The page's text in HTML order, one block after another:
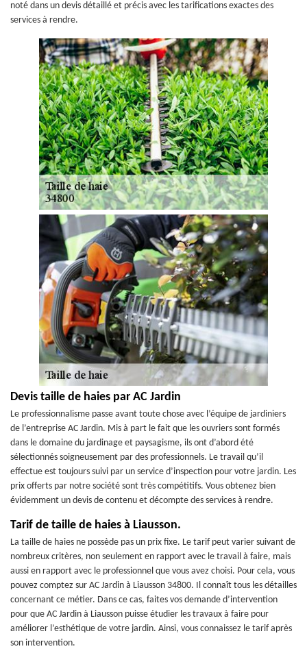
noté dans un devis détaillé et précis avec les tarifications exactes des
services à rendre.
Devis taille de haies par AC Jardin
Le professionnalisme passe avant toute chose avec l’équipe de jardiniers
de l’entreprise AC Jardin. Mis à part le fait que les ouvriers sont formés
dans le domaine du jardinage et paysagisme, ils ont d’abord été
sélectionnés soigneusement par des professionnels. Le travail qu’il
effectue est toujours suivi par un service d’inspection pour votre jardin. Les
prix offerts par notre société sont très compétitifs. Vous obtenez bien
évidemment un devis de contenu et décompte des services à rendre.
Tarif de taille de haies à Liausson.
La taille de haies ne possède pas un prix fixe. Le tarif peut varier suivant de
nombreux critères, non seulement en rapport avec le travail à faire, mais
aussi en rapport avec le professionnel que vous avez choisi. Pour cela, vous
pouvez comptez sur AC Jardin à Liausson 34800. Il connaît tous les détailles
concernant ce métier. Dans ce cas, faites vos demande d’intervention
pour que AC Jardin à Liausson puisse étudier les travaux à faire pour
améliorer l’esthétique de votre jardin. Ainsi, vous connaissez le tarif après
son intervention.